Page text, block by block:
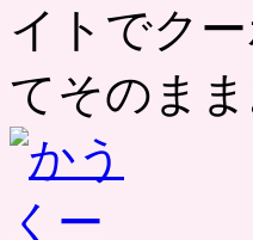
イトでク
てそのま